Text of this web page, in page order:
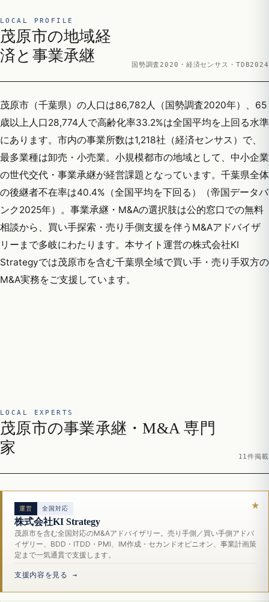
LOCAL PROFILE
茂原市の地域経
済と事業承継
国勢調査2020・経済センサス・TDB2024
茂原市（千葉県）の人口は86,782人（国勢調査2020年）、65
歳以上人口28,774人で高齢化率33.2%は全国平均を上回る水準
にあります。市内の事業所数は1,218社（経済センサス）で、
最多業種は卸売・小売業。小規模都市の地域として、中小企業
の世代交代・事業承継が経営課題となっています。千葉県全体
の後継者不在率は40.4%（全国平均を下回る）（帝国データバ
ンク2025年）。事業承継・M&Aの選択肢は公的窓口での無料
相談から、買い手探索・売り手側支援を伴うM&Aアドバイザ
リーまで多岐にわたります。本サイト運営の株式会社KI
Strategyでは茂原市を含む千葉県全域で買い手・売り手双方の
M&A実務をご支援しています。
LOCAL EXPERTS
茂原市の事業承継・M&A 専門
家
11件掲載
運営 全国対応
株式会社KI Strategy
茂原市を含む全国対応のM&Aアドバイザリー。売り手側／買い手側アドバ
イザリー、BDD・ITDD・PMI、IM作成・セカンドオピニオン、事業計画策
定まで一気通貫で支援します。
支援内容を見る →